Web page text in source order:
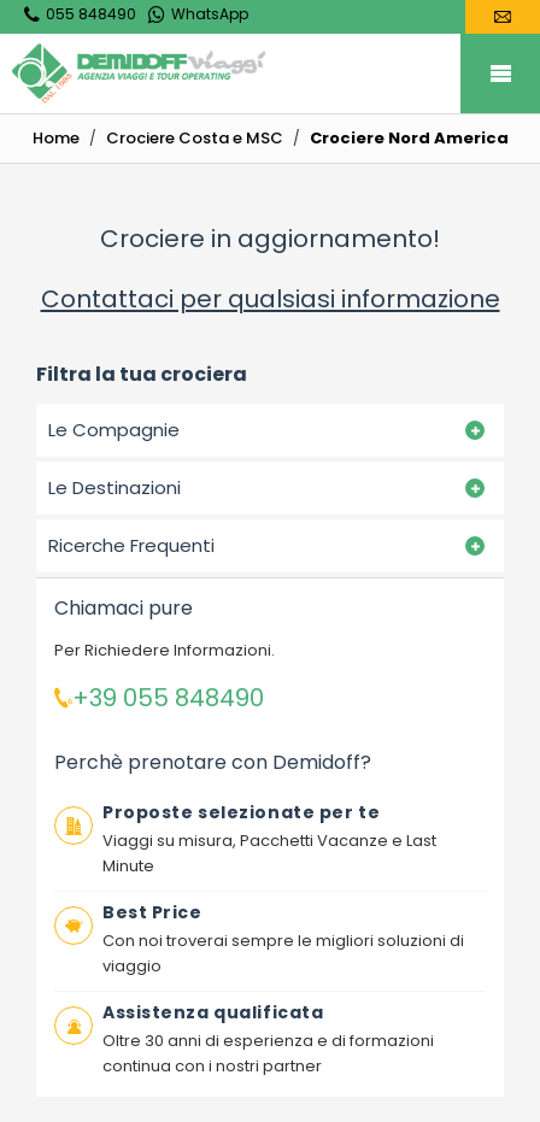
055 848490 WhatsApp
Home Crociere Costa e MSC Crociere Nord America
Crociere in aggiornamento!
Contattaci per qualsiasi informazione
Filtra la tua crociera
Le Compagnie
Le Destinazioni
Ricerche Frequenti
Chiamaci pure
Per Richiedere Informazioni.
+39 055 848490
Perchè prenotare con Demidoff?
Proposte selezionate per te
Viaggi su misura, Pacchetti Vacanze e Last
Minute
Best Price
Con noi troverai sempre le migliori soluzioni di
viaggio
Assistenza qualificata
Oltre 30 anni di esperienza e di formazioni
continua con i nostri partner